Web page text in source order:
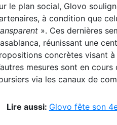
le plan social, Glovo
à condition que
». Ces dernières
réunissant une
concrètes visant
mesures sont en
via les canaux de
Lire aussi: Glovo fête son